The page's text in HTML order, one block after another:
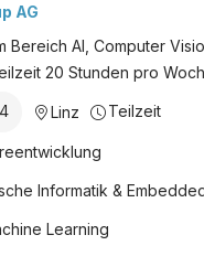
AG
Bereich AI, Computer
20 Stunden pro
Linz Teilzeit
Informatik & Embedded
Learning